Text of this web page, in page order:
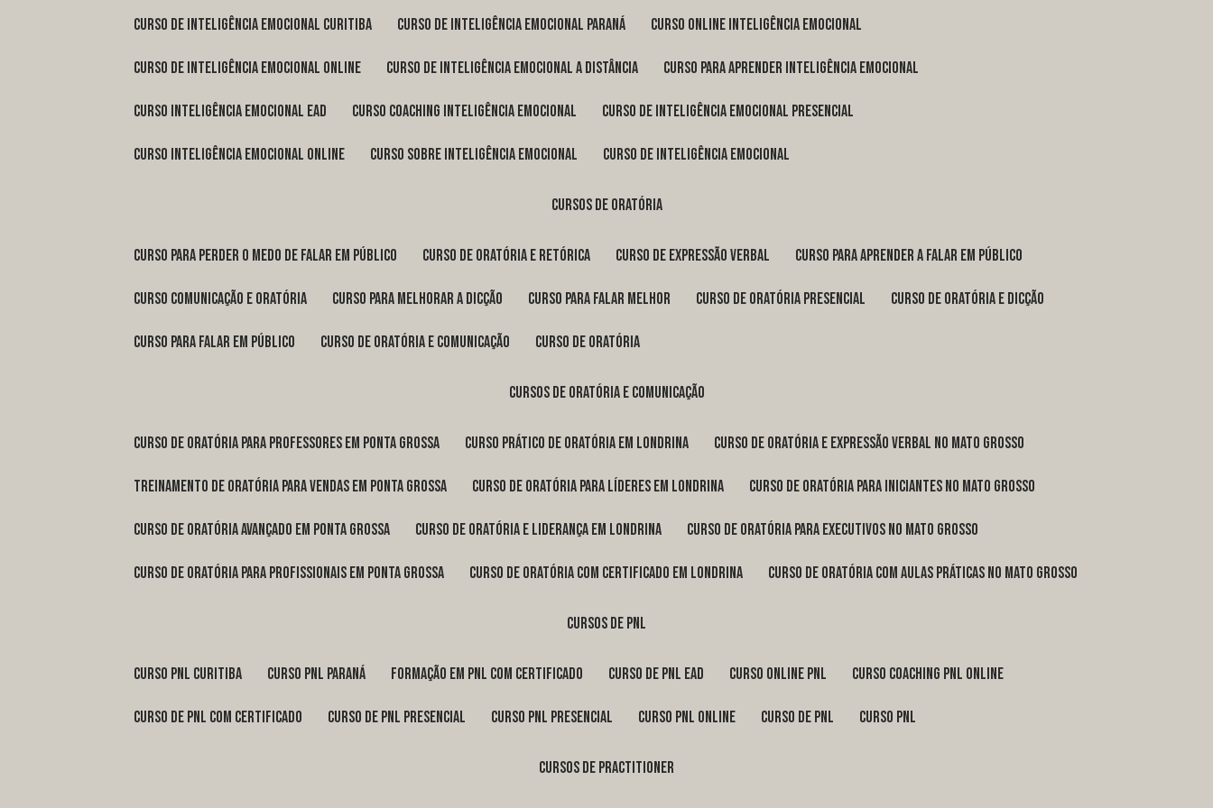
curso de inteligência emocional Curitiba curso de inteligência emocional Paraná curso online inteligência emocional
curso de inteligência emocional online curso de inteligência emocional a distância curso para aprender inteligência emocional
curso inteligência emocional ead curso coaching inteligência emocional curso de inteligência emocional presencial
curso inteligência emocional online curso sobre inteligência emocional curso de inteligência emocional
cursos de oratória
curso para perder o medo de falar em público curso de oratória e retórica curso de expressão verbal curso para aprender a falar em público
curso comunicação e oratória curso para melhorar a dicção curso para falar melhor curso de oratória presencial curso de oratória e dicção
curso para falar em público curso de oratória e comunicação curso de oratória
cursos de oratória e comunicação
curso de oratória para professores em Ponta Grossa curso prático de oratória em Londrina curso de oratória e expressão verbal no Mato Grosso
treinamento de oratória para vendas em Ponta Grossa curso de oratória para líderes em Londrina curso de oratória para iniciantes no Mato Grosso
curso de oratória avançado em Ponta Grossa curso de oratória e liderança em Londrina curso de oratória para executivos no Mato Grosso
curso de oratória para profissionais em Ponta Grossa curso de oratória com certificado em Londrina curso de oratória com aulas práticas no Mato Grosso
cursos de pnl
curso pnl Curitiba curso pnl Paraná formação em pnl com certificado curso de pnl ead curso online pnl curso coaching pnl online
curso de pnl com certificado curso de pnl presencial curso pnl presencial curso pnl online curso de pnl curso pnl
cursos de practitioner